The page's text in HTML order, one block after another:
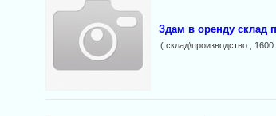
Здам в оренду склад
( склад\производство ,